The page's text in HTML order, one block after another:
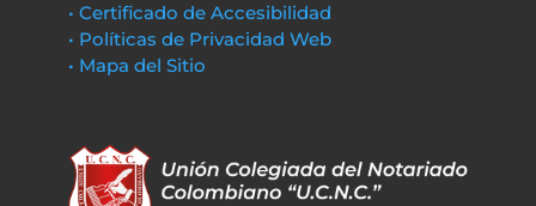
• Certificado de Accesibilidad
• Políticas de Privacidad Web
• Mapa del Sitio